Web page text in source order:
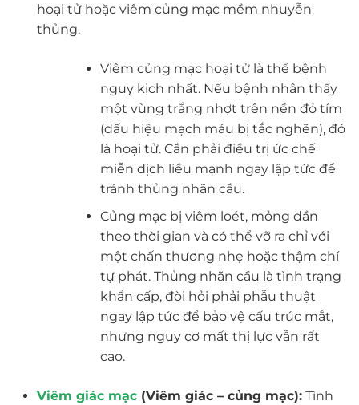
hoại tử hoặc viêm củng mạc mềm nhuyễn
thủng.
Viêm củng mạc hoại tử là thể bệnh
nguy kịch nhất. Nếu bệnh nhân thấy
một vùng trắng nhợt trên nền đỏ tím
(dấu hiệu mạch máu bị tắc nghẽn), đó
là hoại tử. Cần phải điều trị ức chế
miễn dịch liều mạnh ngay lập tức để
tránh thủng nhãn cầu.
Củng mạc bị viêm loét, mỏng dần
theo thời gian và có thể vỡ ra chỉ với
một chấn thương nhẹ hoặc thậm chí
tự phát. Thủng nhãn cầu là tình trạng
khẩn cấp, đòi hỏi phải phẫu thuật
ngay lập tức để bảo vệ cấu trúc mắt,
nhưng nguy cơ mất thị lực vẫn rất
cao.
Viêm giác mạc(Viêm giác – củng mạc):Tình